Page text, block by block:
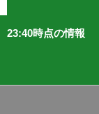
23:40時点の情報